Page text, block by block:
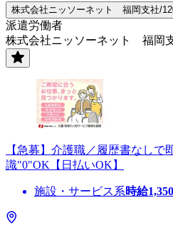
株式会社ニッソーネット 福岡支社/
派遣労働者
株式会社ニッソーネット 福岡支
【急募】介護職／履歴書なし
識"0"OK【日払いOK】
施設・サービス系時給1,350